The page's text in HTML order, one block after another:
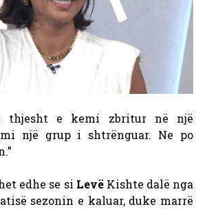
thjesht e kemi zbritur në një
një grup i shtrënguar. Ne po
edhe se si LevëKishte dalë nga
sezonin e kaluar, duke marrë